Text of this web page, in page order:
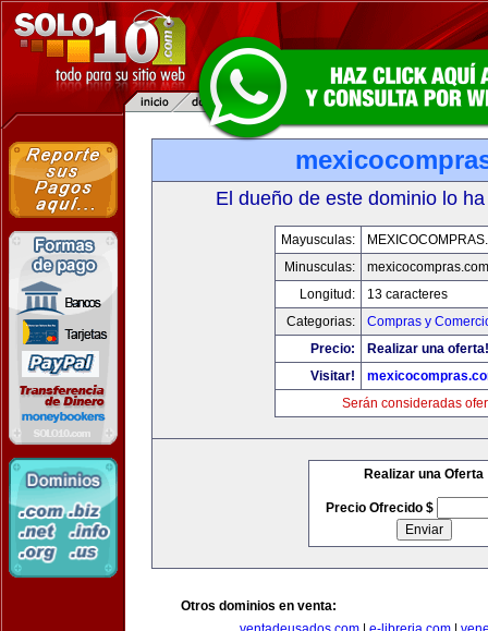
El dueño de este dominio lo
Mayusculas:
Minusculas:
mexicocompras.com
Longitud:
13 caracteres
Categorias:
Compras y
Precio:
Realizar una oferta!
Visitar!
Serán consideradas
Realizar una Oferta
Precio Ofrecido $
Otros dominios en venta: